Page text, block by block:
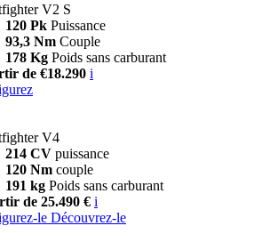
V2 S
120 Pk Puissance
93,3 Nm Couple
178 Kg Poids sans carburant
de €18.290 i
V4
214 CV puissance
120 Nm couple
191 kg Poids sans carburant
de 25.490 € i
le Découvrez-le